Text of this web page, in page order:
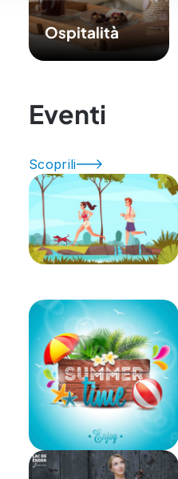
Ospitalità
Eventi
Scoprili